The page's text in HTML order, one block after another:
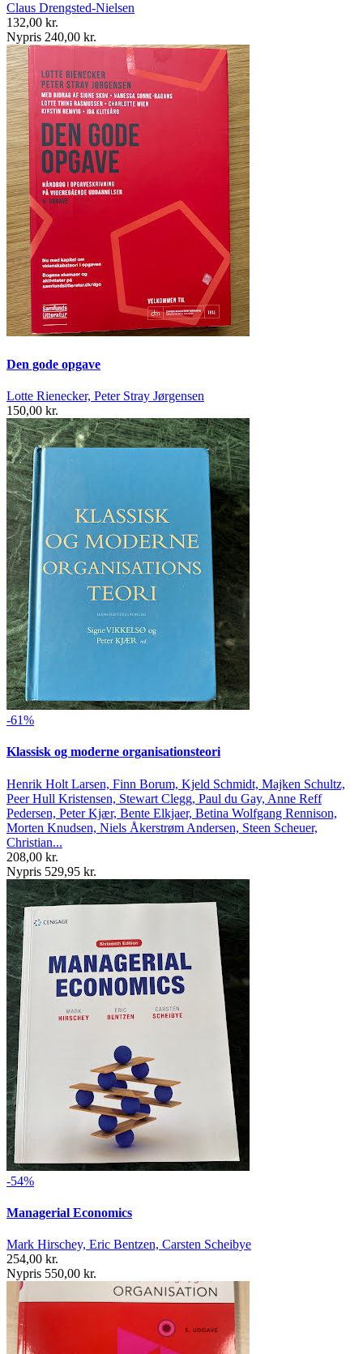
Claus Drengsted-Nielsen
132,00 kr.
Nypris 240,00 kr.
Den gode opgave
Lotte Rienecker, Peter Stray Jørgensen
150,00 kr.
-61%
Klassisk og moderne organisationsteori
Henrik Holt Larsen, Finn Borum, Kjeld Schmidt, Majken Schultz,
Peer Hull Kristensen, Stewart Clegg, Paul du Gay, Anne Reff
Pedersen, Peter Kjær, Bente Elkjaer, Betina Wolfgang Rennison,
Morten Knudsen, Niels Åkerstrøm Andersen, Steen Scheuer,
Christian...
208,00 kr.
Nypris 529,95 kr.
-54%
Managerial Economics
Mark Hirschey, Eric Bentzen, Carsten Scheibye
254,00 kr.
Nypris 550,00 kr.